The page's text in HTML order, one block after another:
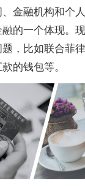
金融机构和个
的一个体现。
，比如联合菲
的钱包等。